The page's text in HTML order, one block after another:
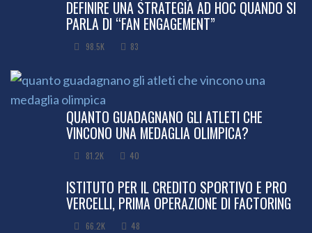
DEFINIRE UNA STRATEGIA AD HOC QUANDO SI
PARLA DI “FAN ENGAGEMENT”
98.5K 83
QUANTO GUADAGNANO GLI ATLETI CHE
VINCONO UNA MEDAGLIA OLIMPICA?
81.2K 40
ISTITUTO PER IL CREDITO SPORTIVO E PRO
VERCELLI, PRIMA OPERAZIONE DI FACTORING
66.2K 48